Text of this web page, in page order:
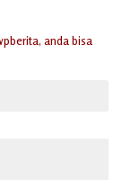
anda bisa